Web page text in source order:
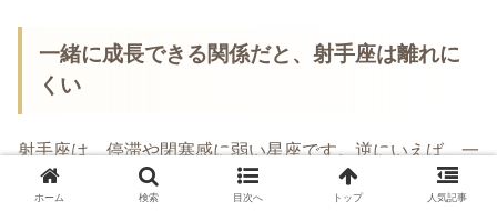
一緒に成長できる関係だと、射手座は離れに
くい
射手座は、停滞や閉塞感に弱い星座です。逆にいえば、一
緒にいて学びがある、視野が広がる、楽しい挑戦がある関
ホーム 検索 目次へ トップ 人気記事